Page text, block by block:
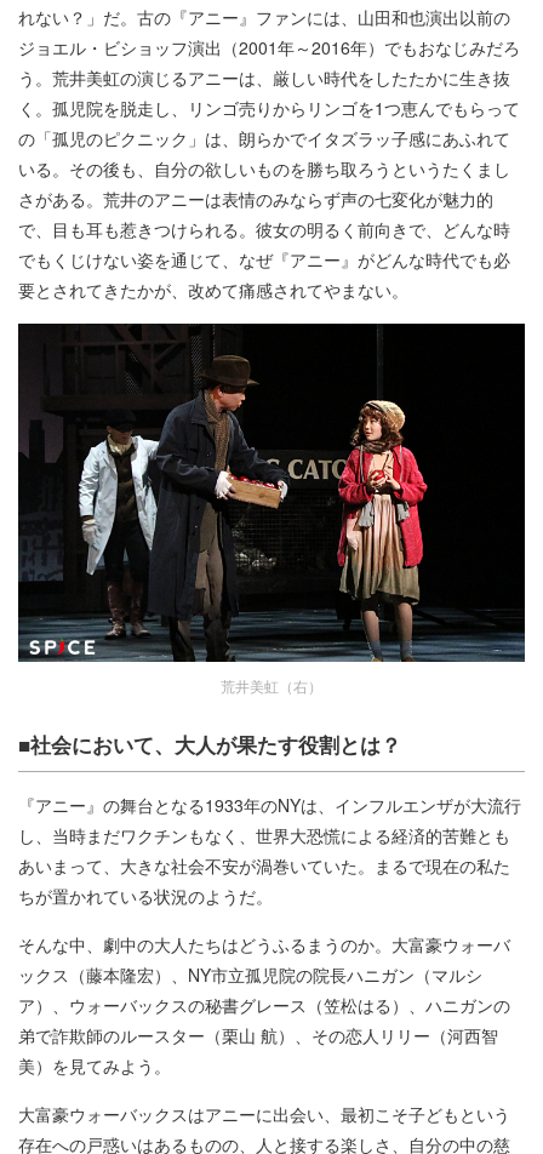
れない？」だ。古の『アニー』ファンには、山田和也演出以前の
ジョエル・ビショッフ演出（2001年～2016年）でもおなじみだろ
う。荒井美虹の演じるアニーは、厳しい時代をしたたかに生き抜
く。孤児院を脱走し、リンゴ売りからリンゴを1つ恵んでもらって
の「孤児のピクニック」は、朗らかでイタズラッ子感にあふれて
いる。その後も、自分の欲しいものを勝ち取ろうというたくまし
さがある。荒井のアニーは表情のみならず声の七変化が魅力的
で、目も耳も惹きつけられる。彼女の明るく前向きで、どんな時
でもくじけない姿を通じて、なぜ『アニー』がどんな時代でも必
要とされてきたかが、改めて痛感されてやまない。
荒井美虹（右）
■社会において、大人が果たす役割とは？
『アニー』の舞台となる1933年のNYは、インフルエンザが大流行
し、当時まだワクチンもなく、世界大恐慌による経済的苦難とも
あいまって、大きな社会不安が渦巻いていた。まるで現在の私た
ちが置かれている状況のようだ。
そんな中、劇中の大人たちはどうふるまうのか。大富豪ウォーバ
ックス（藤本隆宏）、NY市立孤児院の院長ハニガン（マルシ
ア）、ウォーバックスの秘書グレース（笠松はる）、ハニガンの
弟で詐欺師のルースター（栗山 航）、その恋人リリー（河西智
美）を見てみよう。
大富豪ウォーバックスはアニーに出会い、最初こそ子どもという
存在への戸惑いはあるものの、人と接する楽しさ、自分の中の慈